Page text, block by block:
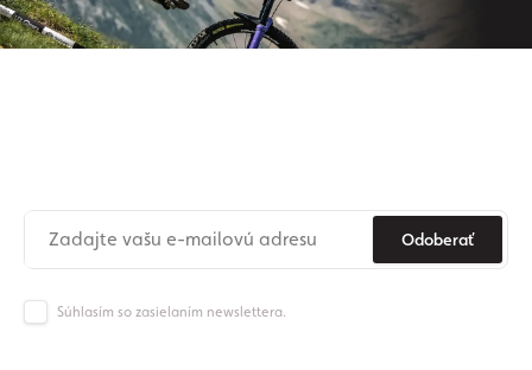
Odoberať
Súhlasím so zasielaním newslettera.